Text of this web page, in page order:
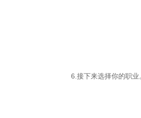
6.接下来选择你的职业